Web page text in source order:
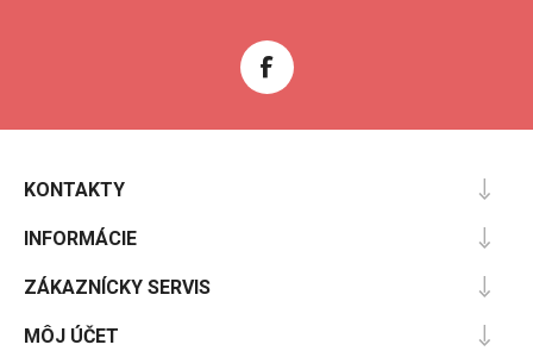
KONTAKTY
INFORMÁCIE
ZÁKAZNÍCKY SERVIS
MÔJ ÚČET